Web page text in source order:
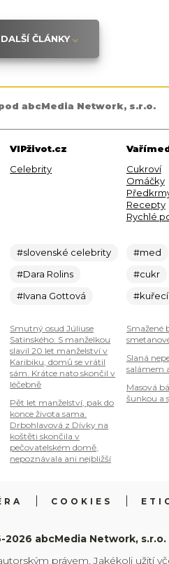
ČLÁNKY
abcMedia Network, s.r.o.
VIPživot.cz
Celebrity
#slovenské celebrity
#Dara Rolins
#Ivana Gottová
Smutný osud Júliuse
Satinského: S manželkou
slavil 20 let manželství v
Karibiku, domů se vrátil
sám. Krátce nato skončil v
léčebně
Pět let manželství, pak do
konce života sama.
Drbohlavová z Dívky na
koštěti skončila v
pečovatelském domě,
nepoznávala ani nejbližší
Cukroví
Omáčky
Recepty
Rychlé
#med
#cukr
#kuřecí
Smažené
Slaná
salámem
Masová
šunkou a
COOKIES
2026 abcMedia Network, s.r.o.
právem. Jakékoli užití